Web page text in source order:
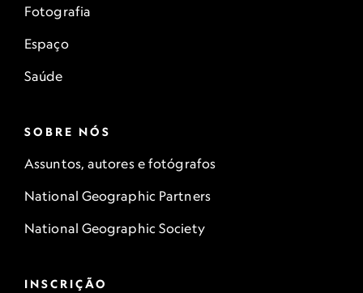
Fotografia
Espaço
Saúde
SOBRE NÓS
Assuntos, autores e fotógrafos
National Geographic Partners
National Geographic Society
INSCRIÇÃO